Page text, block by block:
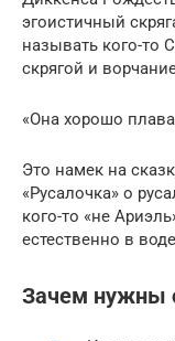
эгоистичный
называть кого-то
скрягой и
«Она хорошо
Это намек на
«Русалочка» о
кого-то «не
естественно в
Зачем нужны